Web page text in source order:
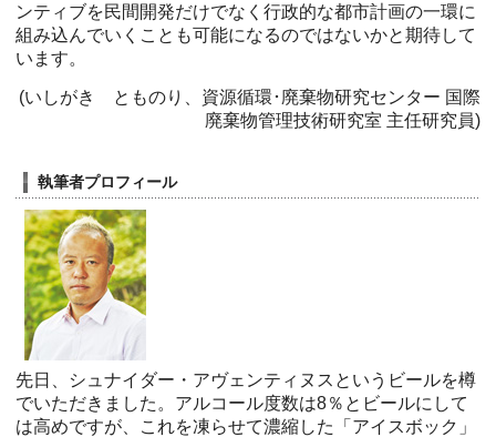
ンティブを民間開発だけでなく行政的な都市計画の一環に
組み込んでいくことも可能になるのではないかと期待して
います。
(いしがき とものり、資源循環･廃棄物研究センター 国際
廃棄物管理技術研究室 主任研究員)
執筆者プロフィール
先日、シュナイダー・アヴェンティヌスというビールを樽
でいただきました。アルコール度数は8％とビールにして
は高めですが、これを凍らせて濃縮した「アイスボック」